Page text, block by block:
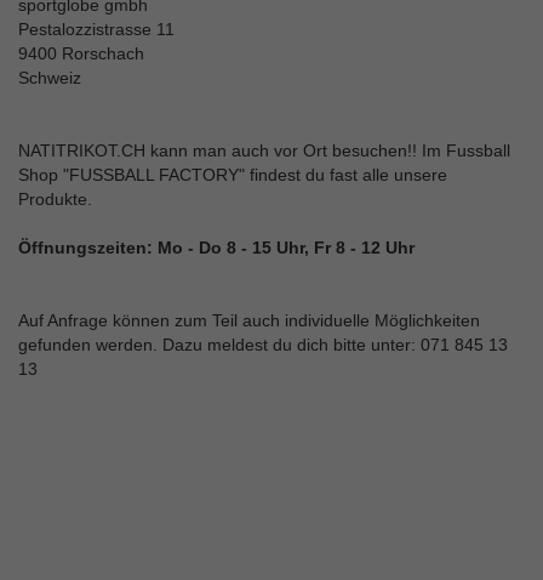
sportglobe gmbh
Pestalozzistrasse 11
9400 Rorschach
Schweiz
NATITRIKOT.CH kann man auch vor Ort besuchen!! Im Fussball
Shop "FUSSBALL FACTORY" findest du fast alle unsere
Produkte.
Öffnungszeiten: Mo - Do 8 - 15 Uhr, Fr 8 - 12 Uhr
Auf Anfrage können zum Teil auch individuelle Möglichkeiten
gefunden werden. Dazu meldest du dich bitte unter: 071 845 13
13